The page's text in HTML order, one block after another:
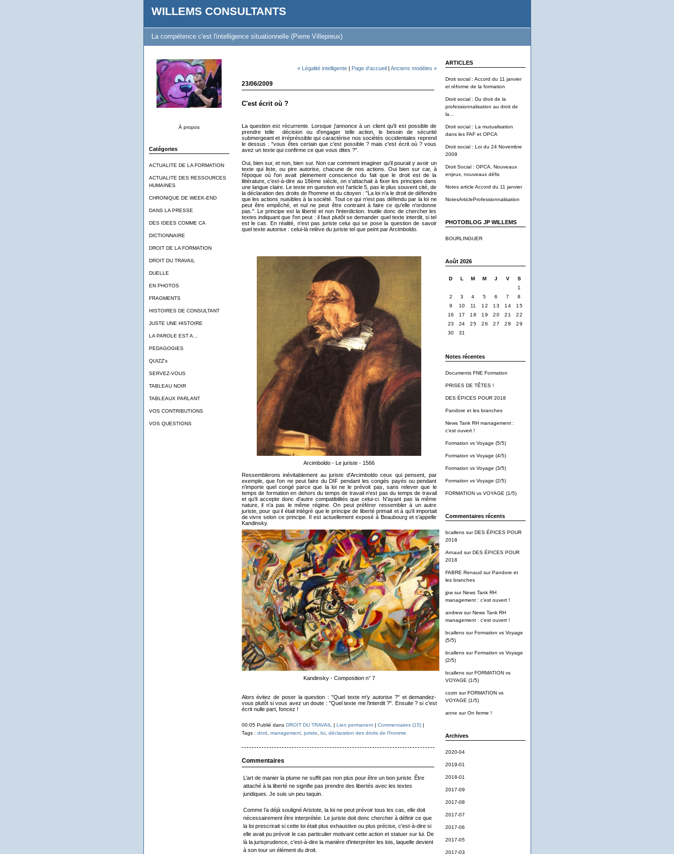
WILLEMS CONSULTANTS
La compétence c'est l'intelligence situationnelle (Pierre Villepreux)
À propos
Catégories
ACTUALITE DE LA FORMATION
ACTUALITE DES RESSOURCES
HUMAINES
CHRONIQUE DE WEEK-END
DANS LA PRESSE
DES IDEES COMME CA
DICTIONNAIRE
DROIT DE LA FORMATION
DROIT DU TRAVAIL
DUELLE
EN PHOTOS
FRAGMENTS
HISTOIRES DE CONSULTANT
JUSTE UNE HISTOIRE
LA PAROLE EST A...
PEDAGOGIES
QUIZZ's
SERVEZ-VOUS
TABLEAU NOIR
TABLEAUX PARLANT
VOS CONTRIBUTIONS
VOS QUESTIONS
ARTICLES
Droit social : Accord du 11 janvier
et réforme de la formation
Droit social : Du droit de la
professionnalisation au droit de
la...
Droit social : La mutualisation
dans les FAF et OPCA
Droit social : Loi du 24 Novembre
2009
Droit Social : OPCA, Nouveaux
enjeux, nouveaux défis
Notes article Accord du 11 janvier
NotesArticleProfessionnalisation
PHOTOBLOG JP WILLEMS
BOURLINGUER
Août 2026
D L M M J V
S
1
2
3 4 5 6 7
8
9
10 11 12 13 14
15
16
17 18 19 20 21
22
23
24 25 26 27 28
29
30
31
Notes récentes
Documents FNE Formation
PRISES DE TÊTES !
DES ÉPICES POUR 2018
Pandore et les branches
News Tank RH management :
c'est ouvert !
Formation vs Voyage (5/5)
Formation vs Voyage (4/5)
Formation vs Voyage (3/5)
Formation vs Voyage (2/5)
FORMATION vs VOYAGE (1/5)
Commentaires récents
bcallenssurDES ÉPICES POUR
2018
Arnaud surDES ÉPICES POUR
2018
FABRE Renaud surPandore et
les branches
jpwsurNews Tank RH
management : c'est ouvert !
andrewsurNews Tank RH
management : c'est ouvert !
bcallenssurFormation vs Voyage
(5/5)
bcallenssurFormation vs Voyage
(2/5)
bcallenssurFORMATION vs
VOYAGE (1/5)
cozin surFORMATION vs
VOYAGE (1/5)
anne surOn ferme !
Archives
2020-04
2019-01
2018-01
2017-09
2017-08
2017-07
2017-06
2017-05
2017-03
« Légalité intelligente| Page d'accueil| Anciens modèles »
23/06/2009
C'est écrit où ?
La question est récurrente. Lorsque j'annonce à un client qu'il est possible de
prendre telle décision ou d'engager telle action, le besoin de sécurité
submergeant et irrépréssible qui caractérise nos sociétés occidentales reprend
le dessus : "vous êtes certain que c'est possible ? mais c'est écrit où ? vous
avez un texte qui confirme ce que vous dites ?".
Oui, bien sur, et non, bien sur. Non car comment imaginer qu'il pourait y avoir un
texte qui liste, ou pire autorise, chacune de nos actions. Oui bien sur car, à
l'époque où l'on avait pleinement conscience du fait que le droit est de la
littérature, c'est-à-dire au 18ème siècle, on s'attachait à fixer les principes dans
une langue claire. Le texte en question est l'article 5, pas le plus souvent cité, de
la déclaration des droits de l'homme et du citoyen : "La loi n'a le droit de défendre
que les actions nuisibles à la société. Tout ce qui n'est pas défendu par la loi ne
peut être empêché, et nul ne peut être contraint à faire ce qu'elle n'ordonne
pas.". Le principe est la liberté et non l'interdiction. Inutile donc de chercher les
textes indiquant que l'on peut : il faut plutôt se demander quel texte interdit, si tel
est le cas. En réalité, n'est pas juriste celui qui se pose la question de savoir
quel texte autorise : celui-là relève du juriste tel que peint par Arcimboldo.
Arcimboldo - Le juriste - 1566
Ressemblerons inévitablement au juriste d'Arcimboldo ceux qui pensent, par
exemple, que l'on ne peut faire du DIF pendant les congés payés ou pendant
n'importe quel congé parce que la loi ne le prévoit pas, sans relever que le
temps de formation en dehors du temps de travail n'est pas du temps de travail
et qu'il accepte donc d'autre compatibilités que celui-ci. N'ayant pas la même
nature, il n'a pas le même régime. On peut préférer ressembler à un autre
juriste, pour qui il était intégré que le principe de liberté primait et à qu'il importait
de vivre selon ce principe. Il est actuellement exposé à Beaubourg et s'appelle
Kandinsky.
Kandinsky - Composition n° 7
Alors évitez de poser la question : "Quel texte m'y autorise ?" et demandez-
vous plutôt si vous avez un doute : "Quel texte me l'interdit ?". Ensuite ? si c'est
écrit nulle part, foncez !
00:05 Publié dans DROIT DU TRAVAIL| Lien permanent| Commentaires (15)|
Tags : droit, management, juriste, loi, déclaration des droits de l'homme
Commentaires
L’art de manier la plume ne suffit pas non plus pour être un bon juriste. Être
attaché à la liberté ne signifie pas prendre des libertés avec les textes
juridiques. Je suis un peu taquin.
Comme l’a déjà souligné Aristote, la loi ne peut prévoir tous les cas, elle doit
nécessairement être interprétée. Le juriste doit donc chercher à définir ce que
la loi prescrirait si cette loi était plus exhaustive ou plus précise, c'est-à-dire si
elle avait pu prévoir le cas particulier motivant cette action et statuer sur lui. De
là la jurisprudence, c'est-à-dire la manière d'interpréter les lois, laquelle devient
à son tour un élément du droit.